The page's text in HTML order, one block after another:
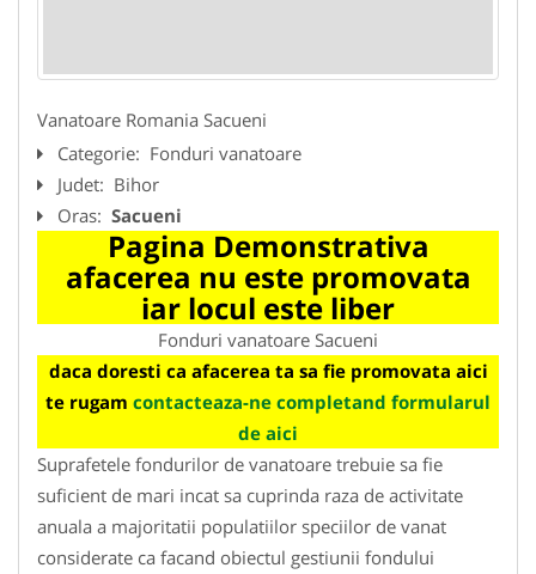
Vanatoare Romania Sacueni
Categorie: Fonduri vanatoare
Judet: Bihor
Oras: Sacueni
Pagina Demonstrativa
afacerea nu este promovata
iar locul este liber
Fonduri vanatoare Sacueni
daca doresti ca afacerea ta sa fie promovata aici
te rugam contacteaza-ne completand formularul
de aici
Suprafetele fondurilor de vanatoare trebuie sa fie
suficient de mari incat sa cuprinda raza de activitate
anuala a majoritatii populatiilor speciilor de vanat
considerate ca facand obiectul gestiunii fondului